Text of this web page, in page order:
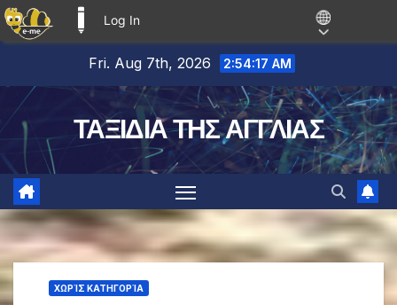
Log In
content
Fri. Aug 7th, 2026 2:54:17 AM
ΤΑΞΙΔΙΑ ΤΗΣ ΑΓΓΛΙΑΣ
ΧΩΡΊΣ ΚΑΤΗΓΟΡΊΑ